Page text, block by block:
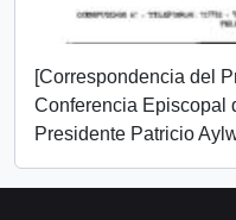
[Correspondencia del
Conferencia Episcopal
Presidente Patricio